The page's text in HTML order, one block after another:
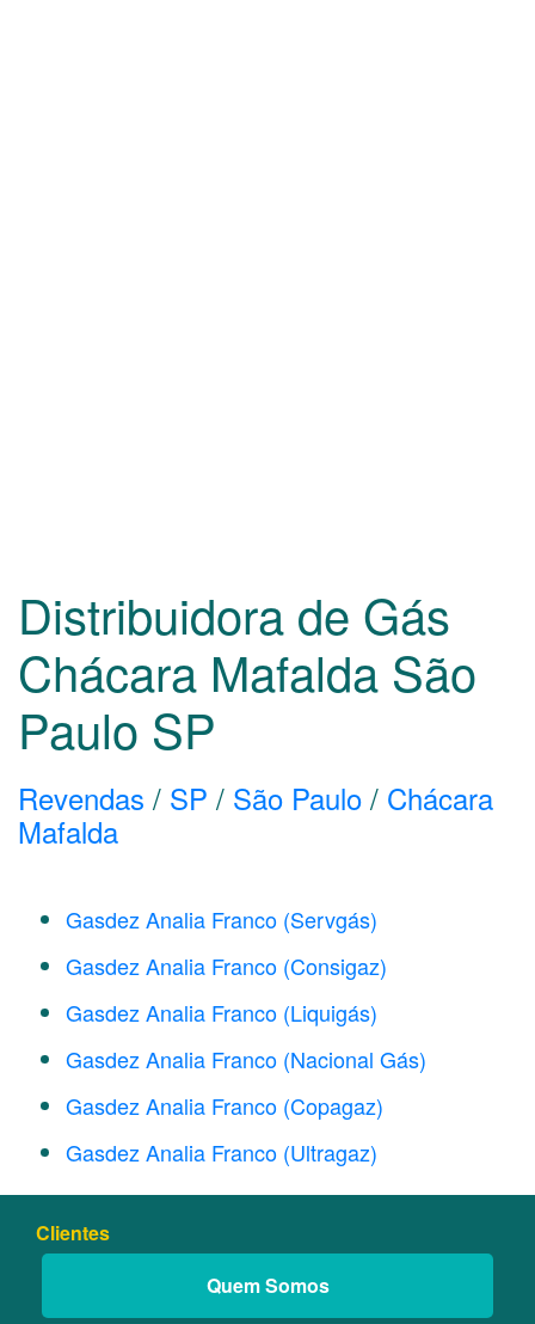
Distribuidora de Gás
Chácara Mafalda São
Paulo SP
Revendas / SP / São Paulo / Chácara
Mafalda
Gasdez Analia Franco (Servgás)
Gasdez Analia Franco (Consigaz)
Gasdez Analia Franco (Liquigás)
Gasdez Analia Franco (Nacional Gás)
Gasdez Analia Franco (Copagaz)
Gasdez Analia Franco (Ultragaz)
Clientes
Quem Somos